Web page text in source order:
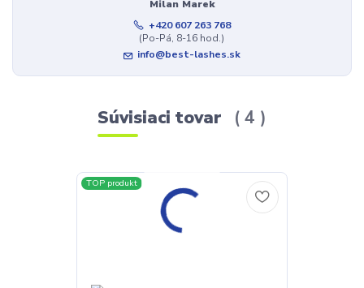
Milan Marek
+420 607 263 768
(Po-Pá, 8-16 hod.)
info@best-lashes.sk
Súvisiaci tovar 4
TOP produkt